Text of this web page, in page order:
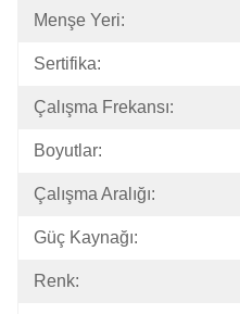
Menşe Yeri:
Sertifika:
Çalışma Frekansı:
Boyutlar:
Çalışma Aralığı:
Güç Kaynağı:
Renk: